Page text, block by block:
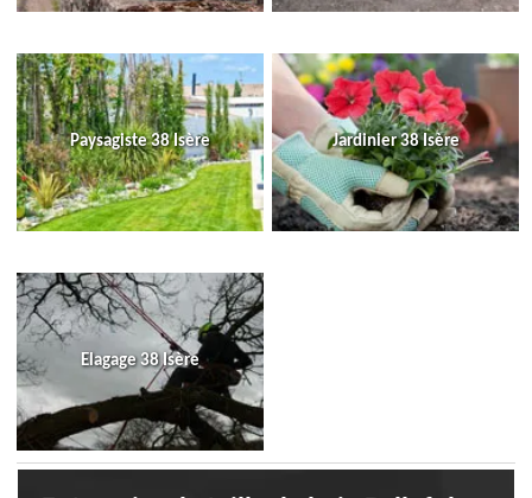
Paysagiste 38 Isère Jardinier 38 Isère
Elagage 38 Isère